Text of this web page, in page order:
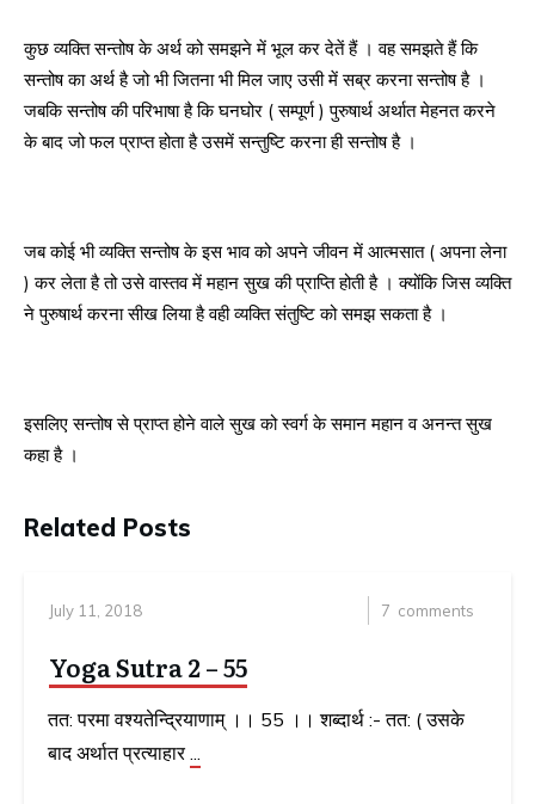
कुछ व्यक्ति सन्तोष के अर्थ को समझने में भूल कर देतें हैं । वह समझते हैं कि
सन्तोष का अर्थ है जो भी जितना भी मिल जाए उसी में सब्र करना सन्तोष है ।
जबकि सन्तोष की परिभाषा है कि घनघोर ( सम्पूर्ण ) पुरुषार्थ अर्थात मेहनत करने
के बाद जो फल प्राप्त होता है उसमें सन्तुष्टि करना ही सन्तोष है ।
जब कोई भी व्यक्ति सन्तोष के इस भाव को अपने जीवन में आत्मसात ( अपना लेना
) कर लेता है तो उसे वास्तव में महान सुख की प्राप्ति होती है । क्योंकि जिस व्यक्ति
ने पुरुषार्थ करना सीख लिया है वही व्यक्ति संतुष्टि को समझ सकता है ।
इसलिए सन्तोष से प्राप्त होने वाले सुख को स्वर्ग के समान महान व अनन्त सुख
कहा है ।
Related Posts
July 11, 2018 7 comments
Yoga Sutra 2 – 55
तत: परमा वश्यतेन्द्रियाणाम् ।। 55 ।। शब्दार्थ :- तत: ( उसके
बाद अर्थात प्रत्याहार...